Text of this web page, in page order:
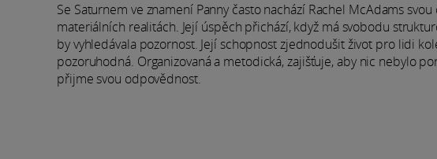
Se Saturnem ve znamení Panny často nachází Rachel McAdams
materiálních realitách. Její úspěch přichází, když má svobodu
by vyhledávala pozornost. Její schopnost zjednodušit život pro lidi
pozoruhodná. Organizovaná a metodická, zajišťuje, aby nic nebylo
přijme svou odpovědnost.